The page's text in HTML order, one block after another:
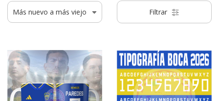
Filtrar